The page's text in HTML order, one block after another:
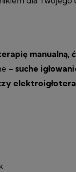
manualną,
– suche